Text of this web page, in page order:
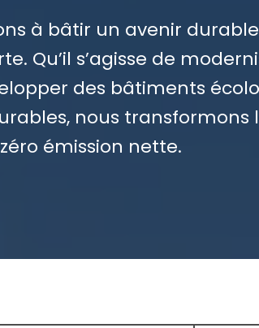
à bâtir un avenir
Qu’il s’agisse de
des bâtiments
nous
émission nette.